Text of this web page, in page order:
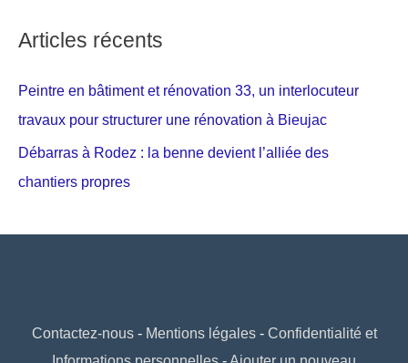
Articles récents
Peintre en bâtiment et rénovation 33, un interlocuteur
travaux pour structurer une rénovation à Bieujac
Débarras à Rodez : la benne devient l’alliée des
chantiers propres
Contactez-nous- Mentions légales- Confidentialité et